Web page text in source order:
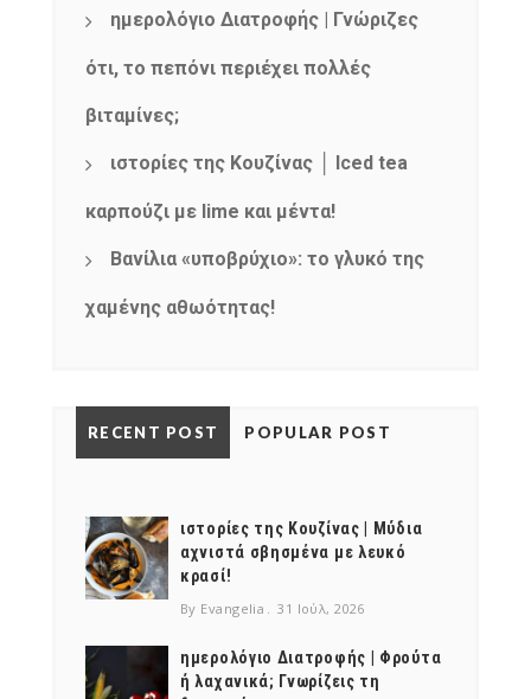
ημερολόγιο Διατροφής | Γνώριζες
ότι, το πεπόνι περιέχει πολλές
βιταμίνες;
ιστορίες της Κουζίνας │ Iced tea
καρπούζι με lime και μέντα!
Βανίλια «υποβρύχιο»: το γλυκό της
χαμένης αθωότητας!
RECENT POST POPULAR POST
ιστορίες της Κουζίνας | Μύδια
αχνιστά σβησμένα με λευκό
κρασί!
By Evangelia 31 Ιούλ, 2026
ημερολόγιο Διατροφής | Φρούτα
ή λαχανικά; Γνωρίζεις τη